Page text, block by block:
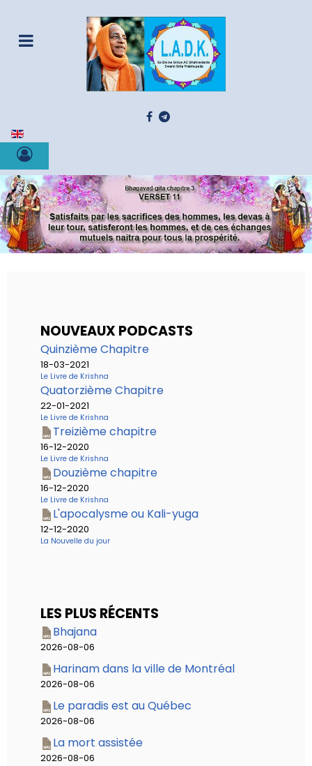
Sélectionnez votre langue
NOUVEAUX PODCASTS
Quinzième Chapitre
18-03-2021
Le Livre de Krishna
Quatorzième Chapitre
22-01-2021
Le Livre de Krishna
Treizième chapitre
16-12-2020
Le Livre de Krishna
Douzième chapitre
16-12-2020
Le Livre de Krishna
L'apocalysme ou Kali-yuga
12-12-2020
La Nouvelle du jour
LES PLUS RÉCENTS
Bhajana
2026-08-06
Harinam dans la ville de Montréal
2026-08-06
Le paradis est au Québec
2026-08-06
La mort assistée
2026-08-06